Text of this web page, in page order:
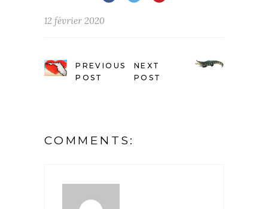
12 février 2020
PREVIOUS
POST
NEXT
POST
COMMENTS: